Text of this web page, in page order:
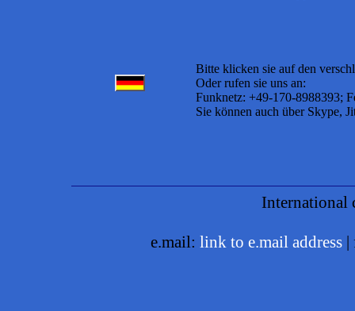
Bitte klicken sie auf den
Oder rufen sie uns an:
Funknetz: +49-170-8988393;
Sie können auch über Skype,
International consortium of
e.mail: link to e.mail address |